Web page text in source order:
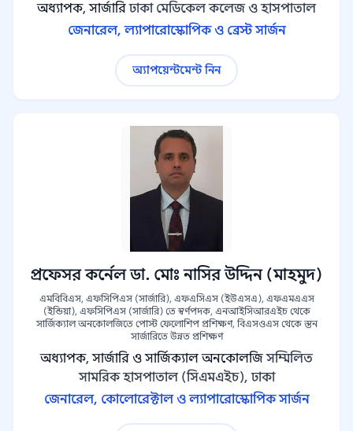
অধ্যাপক, সার্জারি ঢাকা মেডিকেল কলেজ ও হাসপাতাল
জেনারেল, ল্যাপারোস্কোপিক ও ব্রেস্ট সার্জন
অ্যাপয়েন্টমেন্ট নিন
প্রফেসর কর্নেল ডা. মোঃ নাসির উদ্দিন (মাহমুদ)
এমবিবিএস, এফসিপিএস (সার্জারি), এফএসিএস (ইউএসএ), এফএমএএস
(ইন্ডিয়া), এফসিপিএস (সার্জারি) তে স্বর্ণপদক, এনআইসিআরএইচ থেকে
সার্জিক্যাল অনকোলজিতে পোস্ট ফেলোশিপ প্রশিক্ষণ, বিএসওএস থেকে স্তন
সার্জারিতে উন্নত প্রশিক্ষণ
অধ্যাপক, সার্জারি ও সার্জিক্যাল অনকোলজি সম্মিলিত
সামরিক হাসপাতাল (সিএমএইচ), ঢাকা
জেনারেল, কোলোরেক্টাল ও ল্যাপারোস্কোপিক সার্জন